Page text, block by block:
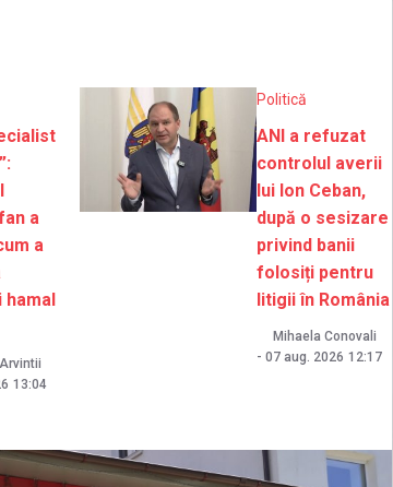
a
a
hamal
13:04
Politică
ANI a refuzat
controlul averii
lui Ion Ceban,
după o sesizare
privind banii
folosiți pentru
litigii în România
Mihaela Conovali
- 07 aug. 2026 12:17